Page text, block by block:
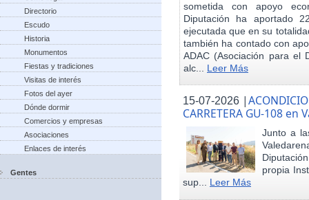
Directorio
Escudo
Historia
Monumentos
Fiestas y tradiciones
Visitas de interés
Fotos del ayer
Dónde dormir
Comercios y empresas
Asociaciones
Enlaces de interés
Gentes
sometida con apoyo
Diputación ha aportado
ejecutada que en su
también ha contado con
ADAC (Asociación para el
alc... Leer Más
15-07-2026 |
CARRETERA GU-108 en
Junto a
propia
sup... Leer Más